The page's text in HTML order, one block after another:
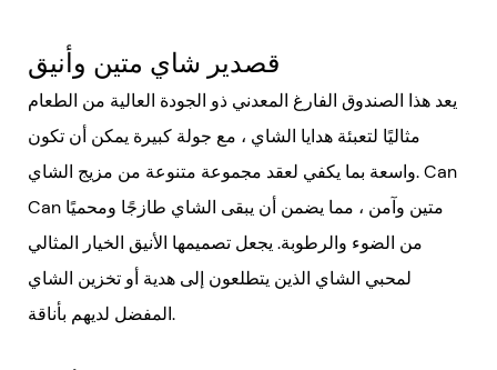
يعد هذا الصندوق الفارغ المعدني ذو الجودة العالية من الطعام
مثاليًا لتعبئة هدايا الشاي ، مع جولة كبيرة يمكن أن تكون
واسعة بما يكفي لعقد مجموعة متنوعة من مزيج الشاي. Can
Can متين وآمن ، مما يضمن أن يبقى الشاي طازجًا ومحميًا
من الضوء والرطوبة. يجعل تصميمها الأنيق الخيار المثالي
لمحبي الشاي الذين يتطلعون إلى هدية أو تخزين الشاي
المفضل لديهم بأناقة.